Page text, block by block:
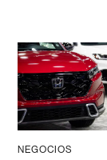
NEGOCIOS